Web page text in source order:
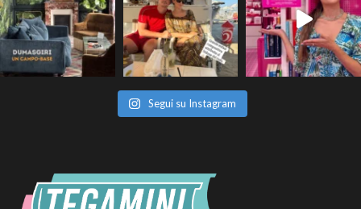
Segui su Instagram